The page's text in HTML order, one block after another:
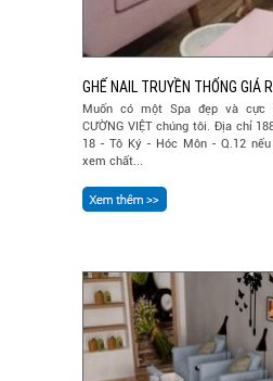
GHẾ NAIL TRUYỀN THỐNG GIÁ
Muốn có một Spa đẹp và cực
CƯỜNG VIỆT chúng tôi. Địa chỉ
18 - Tô Ký - Hóc Môn - Q.12 nếu
xem chất...